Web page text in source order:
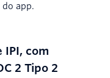
do app.
IPI, com
2 Tipo 2